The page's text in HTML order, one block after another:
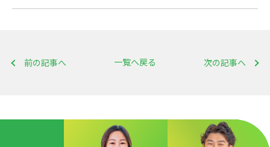
前の記事へ 次の記事へ
一覧へ戻る